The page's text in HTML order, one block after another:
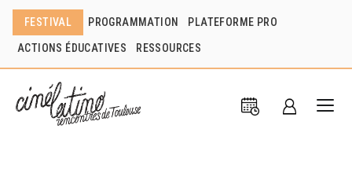
FESTIVAL PROGRAMMATION PLATEFORME PRO
ACTIONS ÉDUCATIVES RESSOURCES